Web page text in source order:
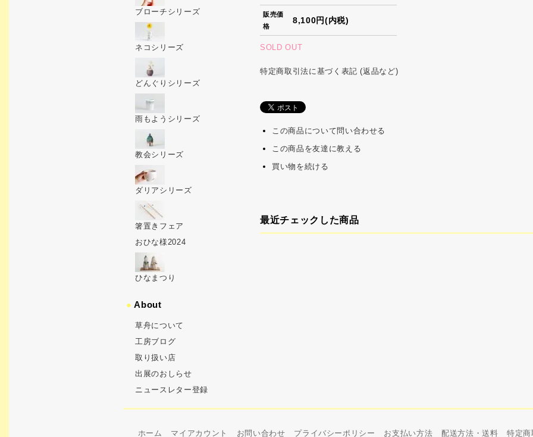
販売価
格
8,100円(内税)
SOLD OUT
特定商取引法に基づく表記 (返品など)
この商品について問い合わせる
この商品を友達に教える
買い物を続ける
最近チェックした商品
ブローチシリーズ
ネコシリーズ
どんぐりシリーズ
雨もようシリーズ
教会シリーズ
ダリアシリーズ
箸置きフェア
おひな様2024
ひなまつり
●About
草舟について
工房ブログ
取り扱い店
出展のおしらせ
ニュースレター登録
ホーム マイアカウント お問い合わせ プライバシーポリシー お支払い方法 配送方法・送料 特定